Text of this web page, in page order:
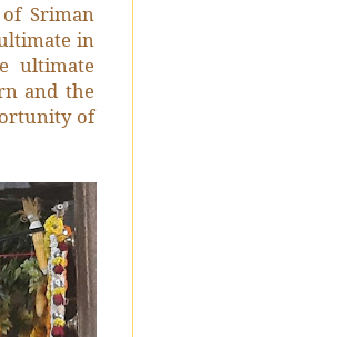
Sriman
in
ultimate
and the
of